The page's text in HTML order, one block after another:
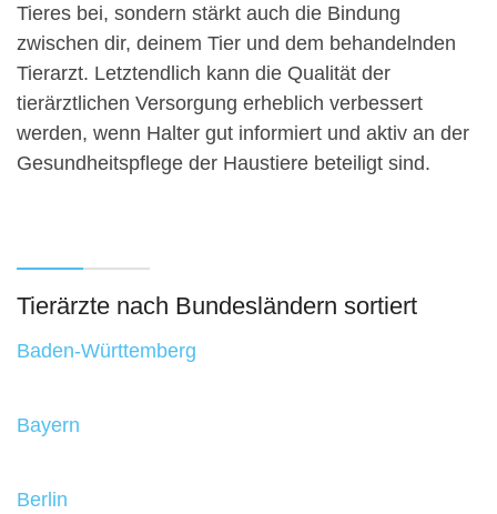
Tieres bei, sondern stärkt auch die Bindung
zwischen dir, deinem Tier und dem behandelnden
Tierarzt. Letztendlich kann die Qualität der
tierärztlichen Versorgung erheblich verbessert
werden, wenn Halter gut informiert und aktiv an der
Gesundheitspflege der Haustiere beteiligt sind.
Tierärzte nach Bundesländern sortiert
Baden-Württemberg
Bayern
Berlin